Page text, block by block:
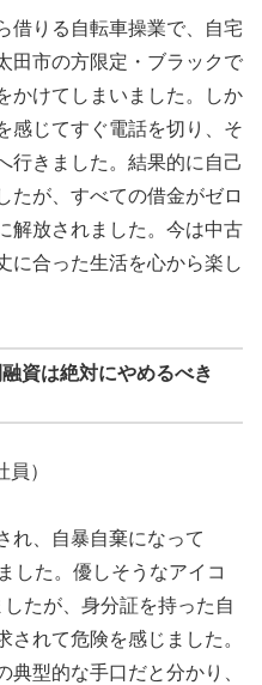
借りる自転車操業で、自宅
田市の方限定・ブラックで
かけてしまいました。しか
感じてすぐ電話を切り、そ
行きました。結果的に自己
たが、すべての借金がゼロ
解放されました。今は中古
に合った生活を心から楽し
資は絶対にやめるべき
）
れ、自暴自棄になって
した。優しそうなアイコ
たが、身分証を持った自
れて危険を感じました。
型的な手口だと分かり、